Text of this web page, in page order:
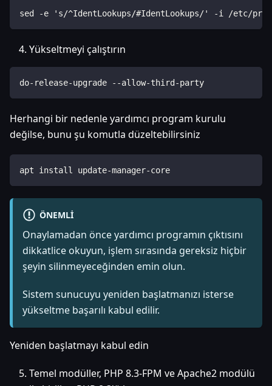
sed -e 's/^IdentLookups/#IdentLookups/' -i /etc/
Yükseltmeyi çalıştırın
do-release-upgrade --allow-third-party
Herhangi bir nedenle yardımcı program kurulu
değilse, bunu şu komutla düzeltebilirsiniz
apt install update-manager-core
ÖNEMLI
Onaylamadan önce yardımcı programın çıktısını
dikkatlice okuyun, işlem sırasında gereksiz hiçbir
şeyin silinmeyeceğinden emin olun.
Sistem sunucuyu yeniden başlatmanızı isterse
yükseltme başarılı kabul edilir.
Yeniden başlatmayı kabul edin
Temel modüller, PHP 8.3-FPM ve Apache2 modülü